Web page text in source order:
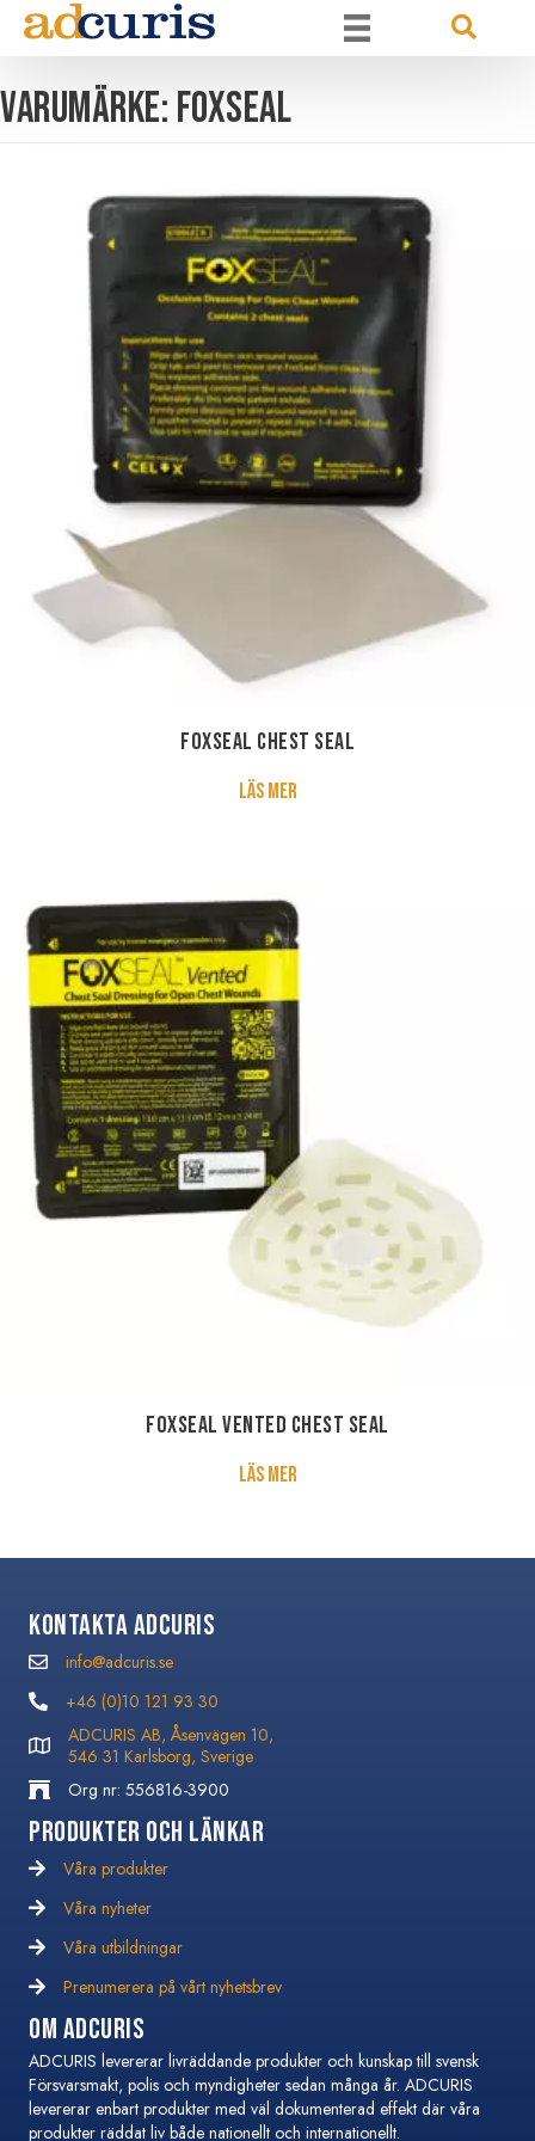
Varumärke: Foxseal
FoxSeal Chest Seal
Läs merabout FoxSeal Chest Seal
FoxSeal Vented Chest Seal
Läs merabout FoxSeal Vented Chest
Kontakta Adcuris
info@adcuris.se
info@adcuris.se
+46 (0)10 121 93 30
+46 (0)10 121 93 30
ADCURIS AB, Åsenvägen 10,
546 31 Karlsborg, Sverige
Org nr: 556816-3900
Produkter och Länkar
Våra produkter
Våra nyheter
Våra nyheter
Våra utbildningar
Våra utbildningar
Prenumerera på vårt nyhetsbrev
Prenumerera på vårt nyhetsbrev
Om Adcuris
ADCURIS levererar livräddande produkter och kunskap till svensk
Försvarsmakt, polis och myndigheter sedan många år. ADCURIS
levererar enbart produkter med väl dokumenterad effekt där våra
produkter räddat liv både nationellt och internationellt.